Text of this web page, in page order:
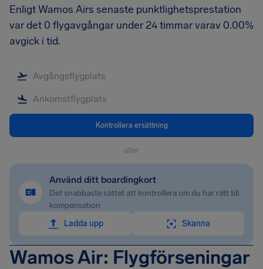
Enligt Wamos Airs senaste punktlighetsprestation
var det 0 flygavgångar under 24 timmar varav 0.00%
avgick i tid.
Kontrollera ersättning
eller
Använd ditt boardingkort
Det snabbaste sättet att kontrollera om du har rätt till
kompensation
Ladda upp
Skanna
Wamos Air: Flygförseningar